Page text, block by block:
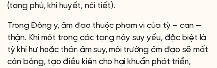
(tạng phủ, khí huyết, nội tiết).
Trong Đông y, âm đạo thuộc phạm vi của tỳ – can –
thận. Khi một trong các tạng này suy yếu, đặc biệt là
tỳ khí hư hoặc thận âm suy, môi trường âm đạo sẽ mất
cân bằng, tạo điều kiện cho hại khuẩn phát triển,